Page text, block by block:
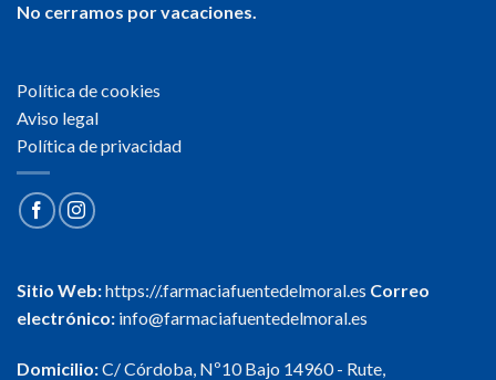
No cerramos por vacaciones.
Política de cookies
Aviso legal
Política de privacidad
Sitio Web:https://.farmaciafuentedelmoral.es Correo
electrónico: info@farmaciafuentedelmoral.es
Domicilio:C/ Córdoba, Nº10 Bajo 14960 - Rute,